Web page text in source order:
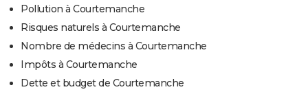
Pollution à Courtemanche
Risques naturels à Courtemanche
Nombre de médecins à Courtemanche
Impôts à Courtemanche
Dette et budget de Courtemanche